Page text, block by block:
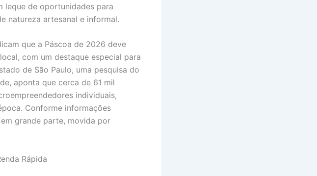
leque de oportunidades para
natureza artesanal e informal.
que a Páscoa de 2026 deve
com um destaque especial para
de São Paulo, uma pesquisa do
aponta que cerca de 61 mil
individuais,
Conforme informações
grande parte, movida por
Rápida